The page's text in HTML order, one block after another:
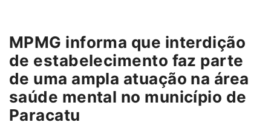
MPMG informa que interdição
de estabelecimento faz parte
de uma ampla atuação na área
saúde mental no município de
Paracatu